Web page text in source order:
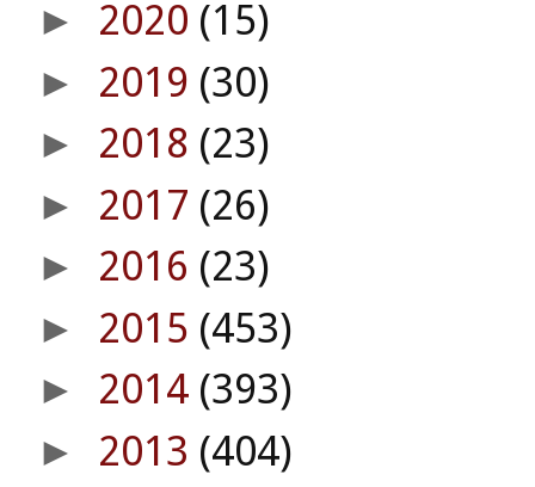
► 2020 (15)
► 2019 (30)
► 2018 (23)
► 2017 (26)
► 2016 (23)
► 2015 (453)
► 2014 (393)
► 2013 (404)